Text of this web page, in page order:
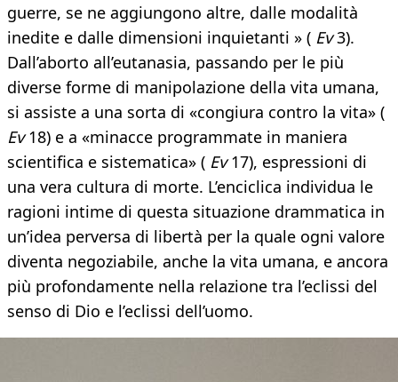
guerre, se ne aggiungono altre, dalle modalità
inedite e dalle dimensioni inquietanti » ( Ev3).
Dall’aborto all’eutanasia, passando per le più
diverse forme di manipolazione della vita umana,
si assiste a una sorta di «congiura contro la vita» (
Ev18) e a «minacce programmate in maniera
scientifica e sistematica» ( Ev17), espressioni di
una vera cultura di morte. L’enciclica individua le
ragioni intime di questa situazione drammatica in
un’idea perversa di libertà per la quale ogni valore
diventa negoziabile, anche la vita umana, e ancora
più profondamente nella relazione tra l’eclissi del
senso di Dio e l’eclissi dell’uomo.